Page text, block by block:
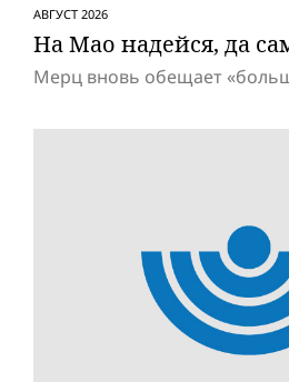
АВГУСТ 2026
На Мао надейся, да
Мерц вновь обещает